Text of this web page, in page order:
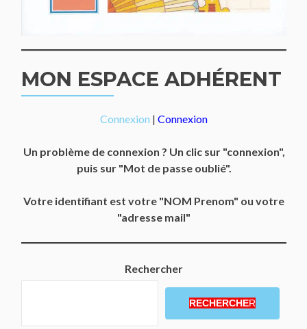
MON ESPACE ADHÉRENT
Connexion | Connexion
Un problème de connexion ? Un clic sur "connexion",
puis sur "Mot de passe oublié".
Votre identifiant est votre "NOM Prenom" ou votre
"adresse mail"
Rechercher
RECHERCHER